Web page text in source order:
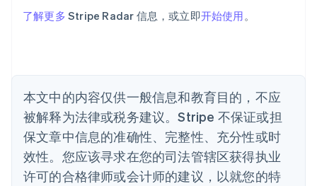
了解更多 Stripe Radar 信息，或立即开始使用。
本文中的内容仅供一般信息和教育目的，不应
被解释为法律或税务建议。Stripe 不保证或担
保文章中信息的准确性、完整性、充分性或时
效性。您应该寻求在您的司法管辖区获得执业
许可的合格律师或会计师的建议，以就您的特
比利时
丹麦
English
德国
DeutschEnglish
法国
芬兰
English Svenska